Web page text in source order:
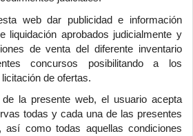
web dar publicidad e información
liquidación aprobados judicialmente y
de venta del diferente inventario
concursos posibilitando a los
de ofertas.
la presente web, el usuario acepta
todas y cada una de las presentes
así como todas aquellas condiciones